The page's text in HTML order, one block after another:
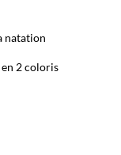
natation
en 2 coloris